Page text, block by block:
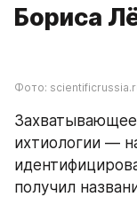
Бориса
Фото:
ихтиологии —
получил